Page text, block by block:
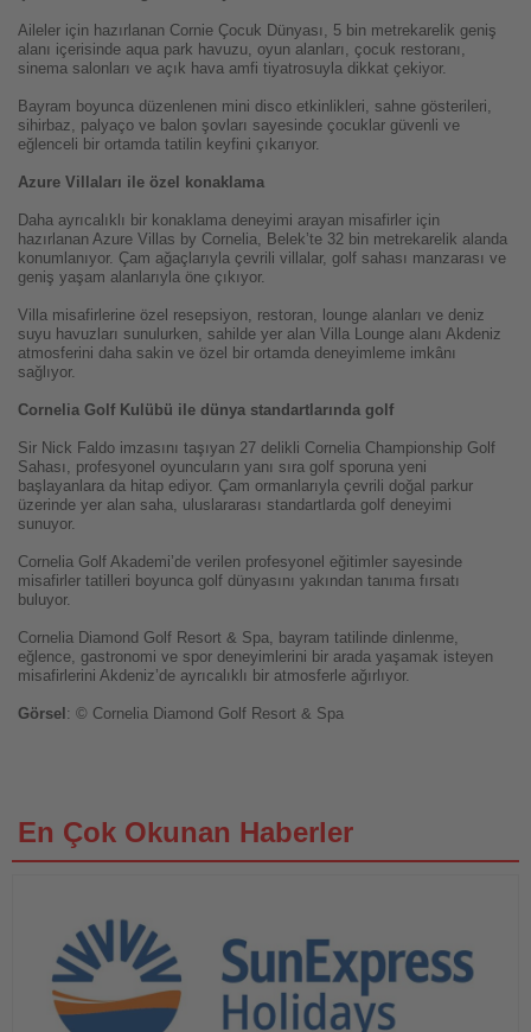
Aileler için hazırlanan Cornie Çocuk Dünyası, 5 bin metrekarelik geniş
alanı içerisinde aqua park havuzu, oyun alanları, çocuk restoranı,
sinema salonları ve açık hava amfi tiyatrosuyla dikkat çekiyor.
Bayram boyunca düzenlenen mini disco etkinlikleri, sahne gösterileri,
sihirbaz, palyaço ve balon şovları sayesinde çocuklar güvenli ve
eğlenceli bir ortamda tatilin keyfini çıkarıyor.
Azure Villaları ile özel konaklama
Daha ayrıcalıklı bir konaklama deneyimi arayan misafirler için
hazırlanan Azure Villas by Cornelia, Belek’te 32 bin metrekarelik alanda
konumlanıyor. Çam ağaçlarıyla çevrili villalar, golf sahası manzarası ve
geniş yaşam alanlarıyla öne çıkıyor.
Villa misafirlerine özel resepsiyon, restoran, lounge alanları ve deniz
suyu havuzları sunulurken, sahilde yer alan Villa Lounge alanı Akdeniz
atmosferini daha sakin ve özel bir ortamda deneyimleme imkânı
sağlıyor.
Cornelia Golf Kulübü ile dünya standartlarında golf
Sir Nick Faldo imzasını taşıyan 27 delikli Cornelia Championship Golf
Sahası, profesyonel oyuncuların yanı sıra golf sporuna yeni
başlayanlara da hitap ediyor. Çam ormanlarıyla çevrili doğal parkur
üzerinde yer alan saha, uluslararası standartlarda golf deneyimi
sunuyor.
Cornelia Golf Akademi’de verilen profesyonel eğitimler sayesinde
misafirler tatilleri boyunca golf dünyasını yakından tanıma fırsatı
buluyor.
Cornelia Diamond Golf Resort & Spa, bayram tatilinde dinlenme,
eğlence, gastronomi ve spor deneyimlerini bir arada yaşamak isteyen
misafirlerini Akdeniz’de ayrıcalıklı bir atmosferle ağırlıyor.
Görsel : © Cornelia Diamond Golf Resort & Spa
En Çok Okunan Haberler